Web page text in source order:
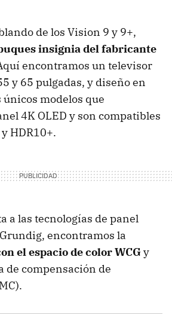
de los Vision 9 y 9+,
insignia del fabricante
encontramos un televisor
y 65 pulgadas, y diseño en
modelos que
4K OLED y son compatibles
HDR10+.
a las tecnologías de panel
encontramos la
el espacio de color WCGy
de compensación de